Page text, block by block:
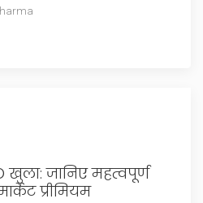
खुला: जानिए महत्वपूर्ण
प्रीमियम